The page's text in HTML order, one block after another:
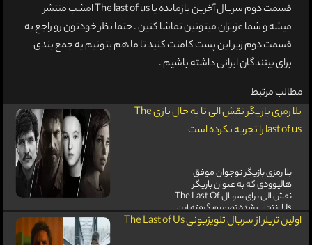
قسمت دوم سریال آخرین بازمانده یا The last of us امشب منتشر
میشه و شما عزیزان میتونین تماشا کنین . حتما نظر خودتون رو راجع به
قسمت دوم زیر این پست کامنت کنید تا ما هم بتونیم یه جمع بندی
برای بینندگان ایرانی داشته باشیم .
مطالب مرتبط
بلا رمزی بازیگر نقش الی تا به حال بازی The
last of us را تجربه نکرده است
بلا رمزی بازیگر نوجوان موفق
هالیوودی که به عنوان بازیگر
نقش الی برای سریال The Last Of
Us انتخاب شده تصمیم گرفته این
نقش را بدون انجام بازی که سریالاولین تریلر از سریال تلویزیونی The Last of Us